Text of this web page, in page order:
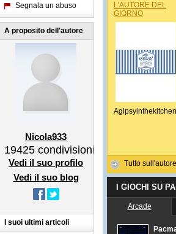
Segnala un abuso
A proposito dell'autore
Nicola933
19425 condivisioni
Vedi il suo profilo
Vedi il suo blog
I suoi ultimi articoli
L'AUTORE DEL
GIORNO
Agipsyinthekitchen
Tutto sull'autore
I GIOCHI SU
Arcade